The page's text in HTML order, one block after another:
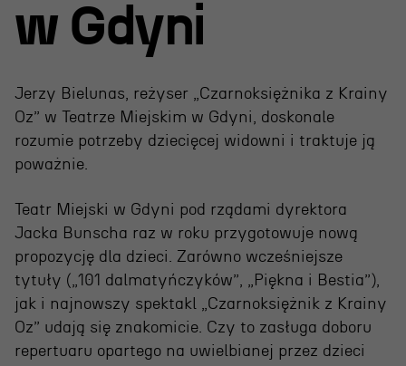
Projekty Teatru
Festiwal R@Port
Gdyńska Nagroda Dramaturgiczna
Konkurs im. Andrzeja
Teatr
Historia teatru
Zespół artystyczny
w Gdyni
Jerzy Bielunas, reżyser „Czarnoksiężnika z Krainy
Oz” w Teatrze Miejskim w Gdyni, doskonale
rozumie potrzeby dziecięcej widowni i traktuje ją
poważnie.
Teatr Miejski w Gdyni pod rządami dyrektora
Jacka Bunscha raz w roku przygotowuje nową
propozycję dla dzieci. Zarówno wcześniejsze
tytuły („101 dalmatyńczyków”, „Piękna i Bestia”),
jak i najnowszy spektakl „Czarnoksiężnik z Krainy
Oz” udają się znakomicie. Czy to zasługa doboru
repertuaru opartego na uwielbianej przez dzieci